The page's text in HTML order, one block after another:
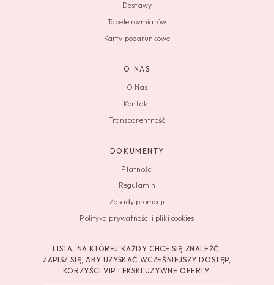
Dostawy
Tabele rozmiarów
Karty podarunkowe
O NAS
O Nas
Kontakt
Transparentność
DOKUMENTY
Płatności
Regulamin
Zasady promocji
Polityka prywatności i pliki cookies
LISTA, NA KTÓREJ KAŻDY CHCE SIĘ ZNALEŹĆ.
ZAPISZ SIĘ, ABY UZYSKAĆ WCZEŚNIEJSZY DOSTĘP,
KORZYŚCI VIP I EKSKLUZYWNE OFERTY.